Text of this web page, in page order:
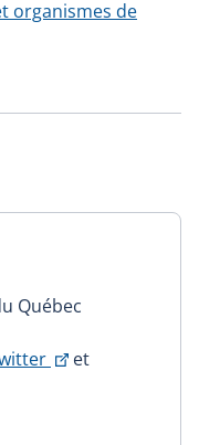
organismes de
Québec
This
et